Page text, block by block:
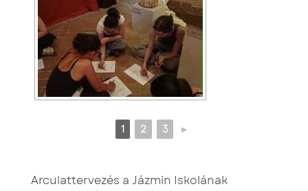
1 2 3 ►
Arculattervezés a Jázmin Iskolának